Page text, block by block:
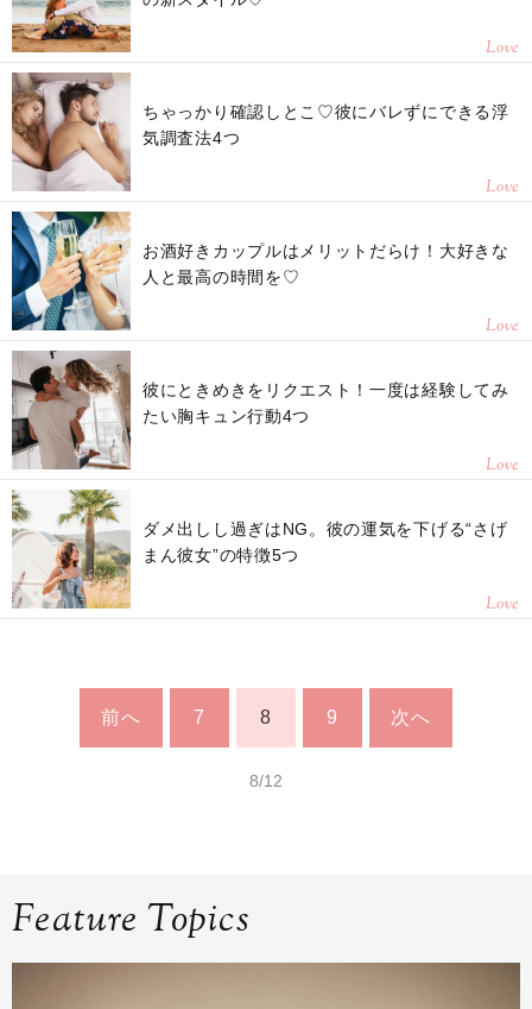
Love
ちゃっかり確認しとこ♡彼にバレずにできる浮
気調査法4つ
Love
お酒好きカップルはメリットだらけ！大好きな
人と最高の時間を♡
Love
彼にときめきをリクエスト！一度は経験してみ
たい胸キュン行動4つ
Love
ダメ出しし過ぎはNG。彼の運気を下げる“さげ
まん彼女”の特徴5つ
Love
前へ 7 8 9 次へ
8/12
Feature Topics